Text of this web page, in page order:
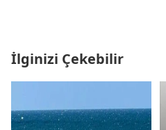
İlginizi Çekebilir